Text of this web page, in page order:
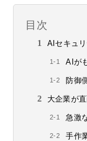
目次
AIセキュ
AIが
防御
大企業が
急激
手作